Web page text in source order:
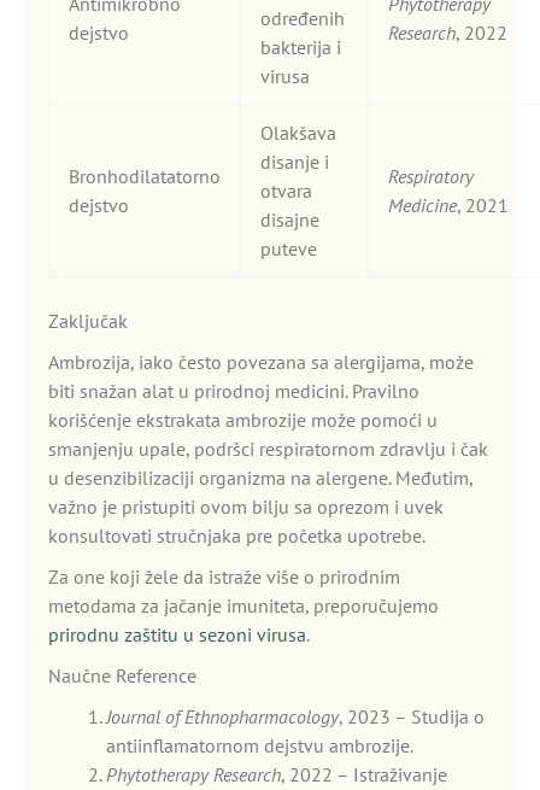
dejstvo
određenih
bakterija i
virusa
Research, 2022
Bronhodilatatorno
dejstvo
Olakšava
disanje i
otvara
disajne
puteve
Respiratory
Medicine, 2021
Zaključak
Ambrozija, iako često povezana sa alergijama, može
biti snažan alat u prirodnoj medicini. Pravilno
korišćenje ekstrakata ambrozije može pomoći u
smanjenju upale, podršci respiratornom zdravlju i čak
u desenzibilizaciji organizma na alergene. Međutim,
važno je pristupiti ovom bilju sa oprezom i uvek
konsultovati stručnjaka pre početka upotrebe.
Za one koji žele da istraže više o prirodnim
metodama za jačanje imuniteta, preporučujemo
prirodnu zaštitu u sezoni virusa.
Naučne Reference
Journal of Ethnopharmacology, 2023 – Studija o
antiinflamatornom dejstvu ambrozije.
Phytotherapy Research, 2022 – Istraživanje